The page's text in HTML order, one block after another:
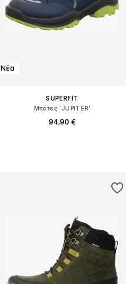
Νέα
SUPERFIT
Μπότες 'JUPITER'
94,90 €